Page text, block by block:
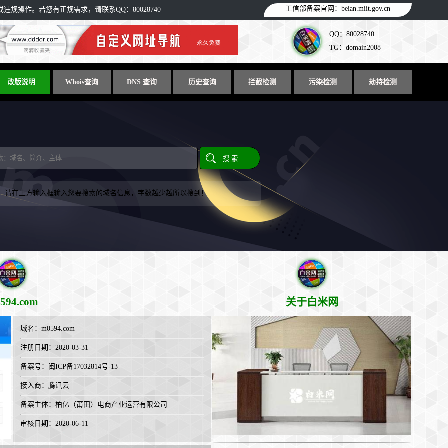
规操作。若您有正规需求，请联系QQ：80028740 工信部备案官网： beian.miit.gov.cn
QQ：80028740
TG：domain2008
改版说明 Whois查询 DNS 查询 历史查询 拦截检测 污染检测 劫持检测
请在上方输入框输入您要搜索的域名信息，字数越少越所以搜到！
域名： m0594.com
注册日期：2020-03-31
备案号：闽ICP备17032814号-13
接入商： 腾讯云
备案主体：柏亿（莆田）电商产业运营有限公司
审核日期：2020-06-11
关于白米网